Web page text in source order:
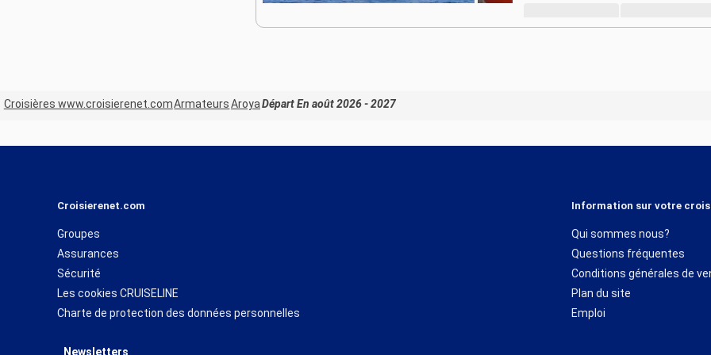
Croisières www.croisierenet.comArmateursAroyaDépart En août 2026 - 2027
Croisierenet.com
Groupes
Assurances
Sécurité
Les cookies CRUISELINE
Charte de protection des données personnelles
Information sur votre
Qui sommes nous?
Questions fréquentes
Conditions générales de
Plan du site
Emploi
Newsletters